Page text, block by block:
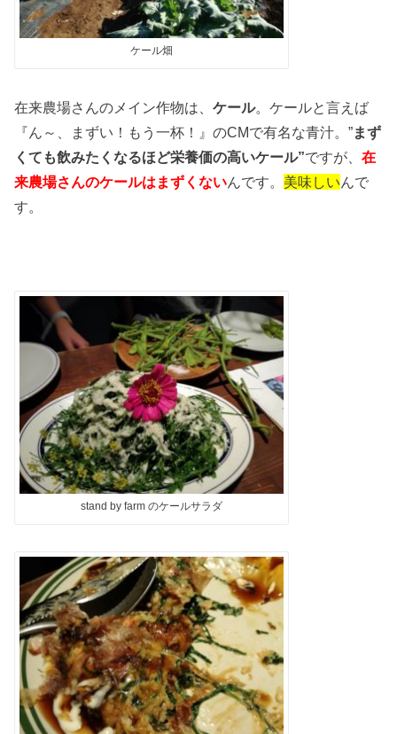
ケール畑
在来農場さんのメイン作物は、ケール。ケールと言えば
『ん～、まずい！もう一杯！』のCMで有名な青汁。”まず
くても飲みたくなるほど栄養価の高いケール”ですが、在
来農場さんのケールはまずくないんです。 美味しいんで
す。
stand by farm のケールサラダ